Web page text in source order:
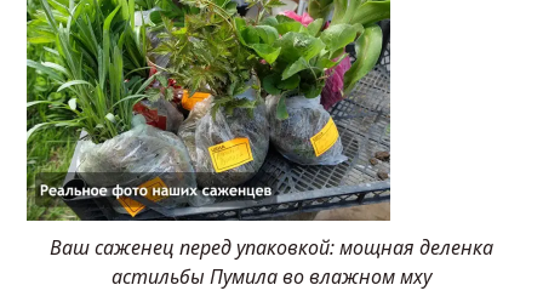
Ваш саженец перед упаковкой: мощная деленка
астильбы Пумила во влажном мху